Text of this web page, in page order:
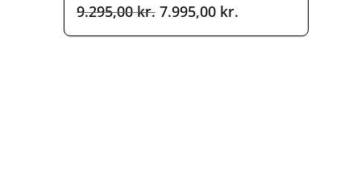
9.295,00kr. Den
oprindelige
7.995,00 kr.Den
aktuelle